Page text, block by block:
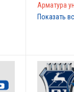
Арматура
Показать